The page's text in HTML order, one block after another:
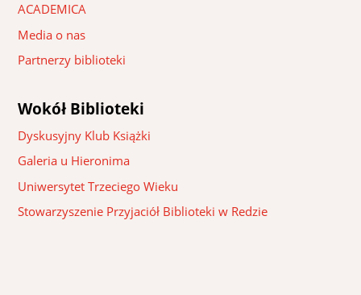
ACADEMICA
Media o nas
Partnerzy biblioteki
Wokół Biblioteki
Dyskusyjny Klub Książki
Galeria u Hieronima
Uniwersytet Trzeciego Wieku
Stowarzyszenie Przyjaciół Biblioteki w Redzie